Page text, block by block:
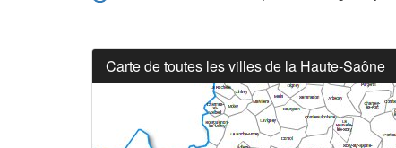
Carte de toutes les villes de la Haute-Saône